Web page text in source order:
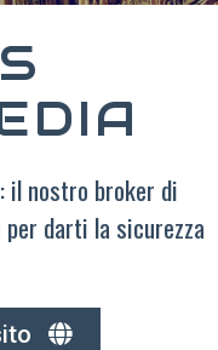
nostro broker di
darti la sicurezza